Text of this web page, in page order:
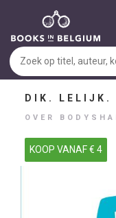
DIK.
OVER
KOOP VANAF € 4